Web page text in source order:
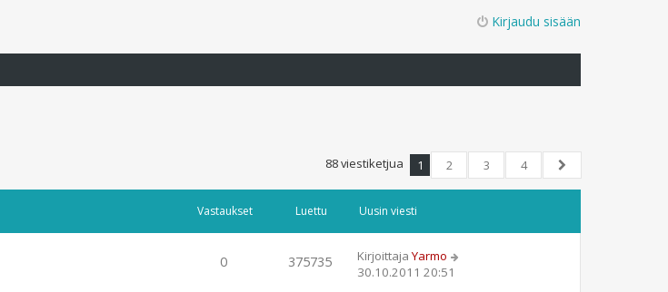
Kirjaudu sisään
88 viestiketjua 1 2 3
4
Seuraava
Vastaukset Luettu Uusin viesti
0 375735 Kirjoittaja Yarmo
30.10.2011 20:51